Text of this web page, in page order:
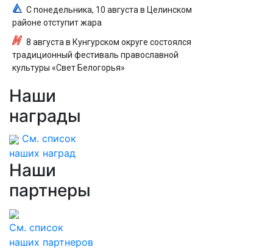
С понедельника, 10 августа в Целинском
районе отступит жара
8 августа в Кунгурском округе состоялся
традиционный фестиваль православной
культуры «Свет Белогорья»
Наши
награды
См. список
наших наград
Наши
партнеры
См. список
наших партнеров